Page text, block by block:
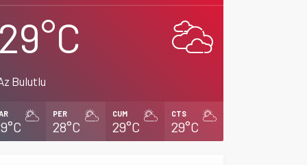
29°C
Bulutlu
PER
28°C
CUM
29°C
CTS
29°C